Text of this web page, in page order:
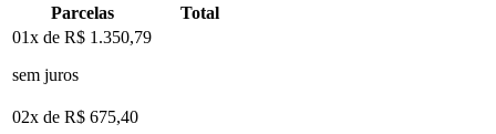
Parcelas
Total
01x de R$ 1.350,79
sem juros
02x de R$ 675,40